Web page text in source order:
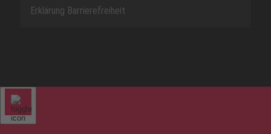
Erklärung Barrierefreiheit